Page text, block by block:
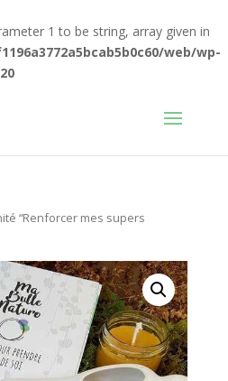
1 to be string, array given in
web/wp-
20
“Renforcer mes supers